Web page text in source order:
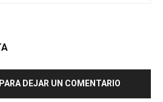
DEJAR UN COMENTARIO